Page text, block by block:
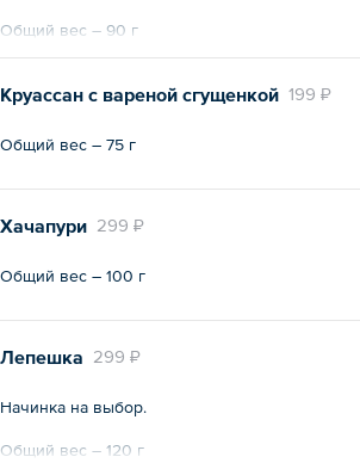
Общий вес – 90 г
199 ₽
Круассан с вареной сгущенкой
Общий вес – 75 г
299 ₽
Хачапури
Общий вес – 100 г
299 ₽
Лепешка
Начинка на выбор.
Общий вес – 120 г